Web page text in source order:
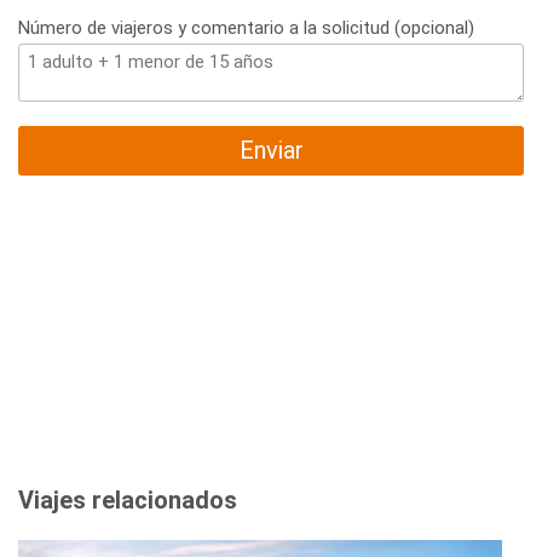
Número de viajeros y comentario a la solicitud (opcional)
Enviar
Viajes relacionados